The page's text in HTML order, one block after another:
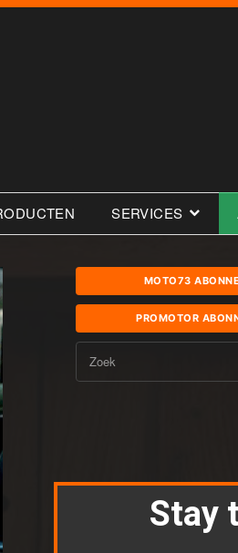
SERVICES
MOTO73
PROMOTOR
Zoek
Stay